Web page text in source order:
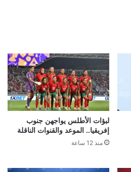
لبؤات الأطلس يواجهن جنوب
إفريقيا.. الموعد والقنوات الناقلة
منذ 12 ساعة